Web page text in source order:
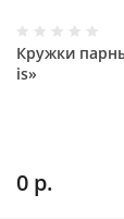
Кружки
is»
0 р.